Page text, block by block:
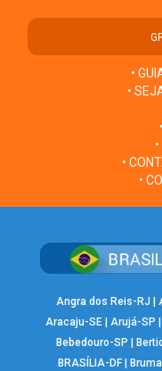
•
•
•
•
Angra dos Reis-RJ
Aracaju-SE |Arujá-SP
Bebedouro-SP
BRASÍLIA-DF|